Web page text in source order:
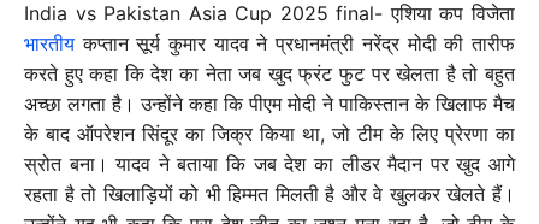
India vs Pakistan Asia Cup 2025 final- एशिया कप विजेता
भारतीय कप्तान सूर्य कुमार यादव ने प्रधानमंत्री नरेंद्र मोदी की तारीफ
करते हुए कहा कि देश का नेता जब खुद फ्रंट फुट पर खेलता है तो बहुत
अच्छा लगता है। उन्होंने कहा कि पीएम मोदी ने पाकिस्तान के खिलाफ मैच
के बाद ऑपरेशन सिंदूर का जिक्र किया था, जो टीम के लिए प्रेरणा का
स्रोत बना। यादव ने बताया कि जब देश का लीडर मैदान पर खुद आगे
रहता है तो खिलाड़ियों को भी हिम्मत मिलती है और वे खुलकर खेलते हैं।